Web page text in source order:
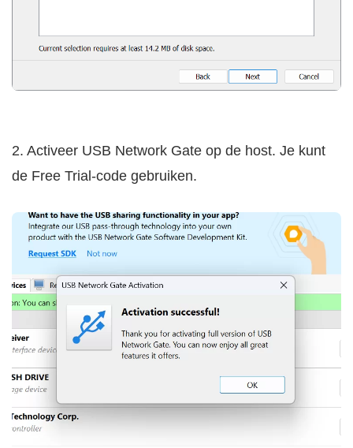
2. Activeer USB Network Gate op de host. Je kunt
de Free Trial-code gebruiken.